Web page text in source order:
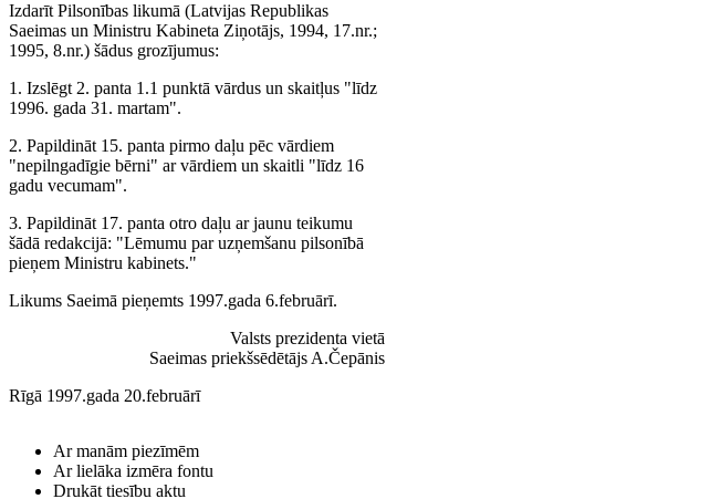
Izdarīt Pilsonības likumā (Latvijas Republikas
Saeimas un Ministru Kabineta Ziņotājs, 1994, 17.nr.;
1995, 8.nr.) šādus grozījumus:
1. Izslēgt 2. panta 1.1 punktā vārdus un skaitļus "līdz
1996. gada 31. martam".
2. Papildināt 15. panta pirmo daļu pēc vārdiem
"nepilngadīgie bērni" ar vārdiem un skaitli "līdz 16
gadu vecumam".
3. Papildināt 17. panta otro daļu ar jaunu teikumu
šādā redakcijā: "Lēmumu par uzņemšanu pilsonībā
pieņem Ministru kabinets."
Likums Saeimā pieņemts 1997.gada 6.februārī.
Valsts prezidenta vietā
Saeimas priekšsēdētājs A.Čepānis
Rīgā 1997.gada 20.februārī
Ar manām piezīmēm
Ar lielāka izmēra fontu
Drukāt tiesību aktu